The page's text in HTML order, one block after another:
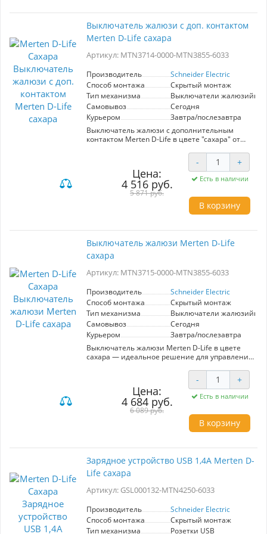
и современном дизайне, который гармонично
придаёт устройству легкость и невидимость
на стене, а прочные материалы гарантируют
Выбирайте Merten D-Life для создания
пространства без компромиссов в качестве.
Выключатель жалюзи с доп. контактом
Merten D-Life сахара
Артикул: MTN3714-0000-MTN3855-6033
Производитель
Schneider Electric
Способ монтажа
Скрытый монтаж
Тип механизма
Выключатели
Самовывоз
Сегодня
Курьером
Завтра/послезавтра
Выключатель жалюзи с дополнительным
контактом Merten D-Life в цвете "сахара" от
для управления электрическими жалюзи.
Артикул MTN3714-0000-MTN3855-6033
обеспечивает надежность и долговечность в
использовании. Выключатели жалюзийные
предоставляют удобство в эксплуатации,
позволяя легко регулировать уровень
освещения и защиту от солнца в помещении.
гармоничное сочетание с разнообразными
незаменимым элементом в любом
современном доме или офисе. Продукты
качественной сборкой и эстетичным
требовательных пользователей. Установите
этот выключатель для простоты в управлении
и повышения комфорта вашего пространства.
Цена:
4 516 руб.
5 871 руб.
- +
Есть в наличии
В корзину
Выключатель жалюзи Merten D-Life
сахара
Артикул: MTN3715-0000-MTN3855-6033
Производитель
Schneider Electric
Способ монтажа
Скрытый монтаж
Тип механизма
Выключатели
Самовывоз
Сегодня
Курьером
Завтра/послезавтра
Выключатель жалюзи Merten D-Life в цвете
сахара — идеальное решение для управления
Артикул MTN3715-0000-MTN3855-6033 от
известного производителя Schneider Electric
гарантирует высокое качество и надежность.
Механизм выключателя предназначен
специально для жёсткого обеспечения
удобства в эксплуатации: простота установки и
интуитивно понятное управление делают его
пользователей. Элегантный цвет сахара
добавляет уют и гармонично вписывается в
любой интерьер. Выбирая этот выключатель,
вы получаете не только эффективное решение
элемент декора, который станет частью
современный дизайн обеспечат долгие годы
эксплуатации, сохраняя функциональность и
эстетическую привлекательность.
Цена:
4 684 руб.
6 089 руб.
- +
Есть в наличии
В корзину
Зарядное устройство USB 1,4A Merten D-
Life сахара
Артикул: GSL000132-MTN4250-6033
Производитель
Schneider Electric
Способ монтажа
Скрытый монтаж
Тип механизма
Розетки USB